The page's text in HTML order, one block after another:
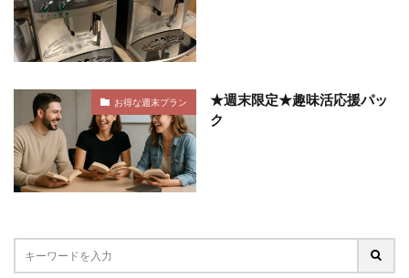
お得な週末プラン
★週末限定★趣味活応援パッ
ク